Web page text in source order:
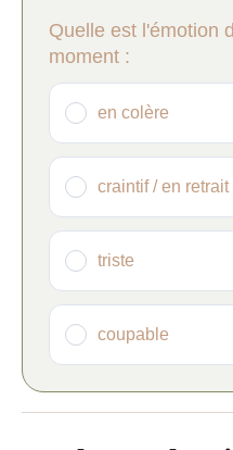
Quelle est l'émotion
moment :
en colère
craintif / en retrait
triste
coupable